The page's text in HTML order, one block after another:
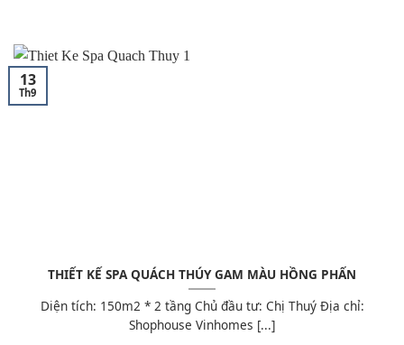
THIẾT KẾ SPA QUÁCH THÚY GAM MÀU HỒNG PHẤN
Diện tích: 150m2 * 2 tầng Chủ đầu tư: Chị Thuý Địa chỉ:
Shophouse Vinhomes [...]
13
Th9